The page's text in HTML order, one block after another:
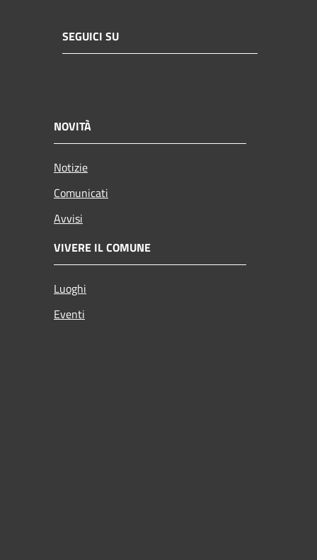
SEGUICI SU
NOVITÀ
Notizie
Comunicati
Avvisi
VIVERE IL COMUNE
Luoghi
Eventi